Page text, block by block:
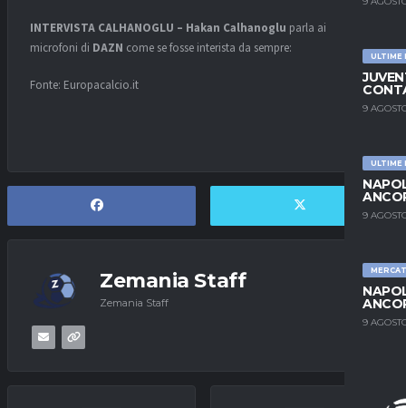
ULTIME
9
ULTIME
9
9
INTERVISTA CALHANOGLU – Hakan Calhanoglu parla ai
microfoni di DAZN come se fosse interista da sempre:
Fonte: Europacalcio.it
Zemania Staff
Zemania Staff